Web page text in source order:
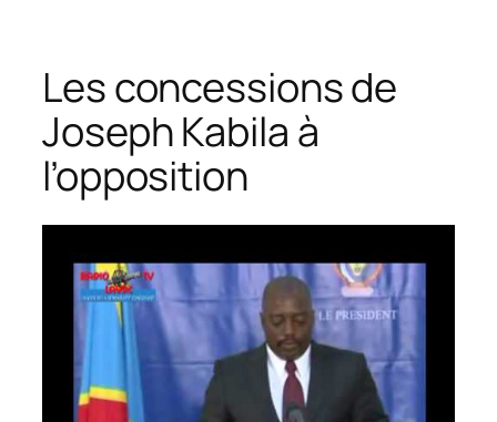
Les concessions de
Joseph Kabila à
l’opposition